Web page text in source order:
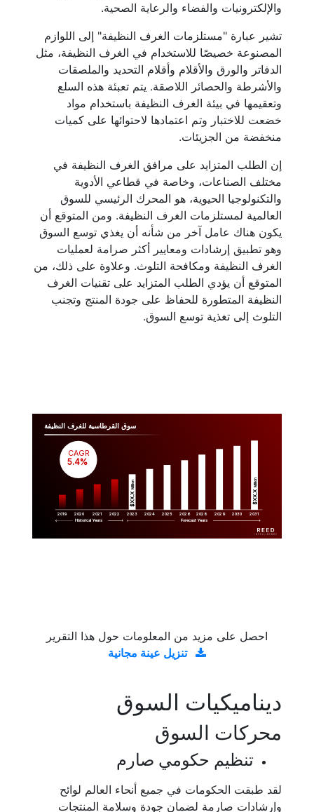
والإلكترونيات والفضاء والرعاية الصحية.
تشير عبارة "مستلزمات الغرف النظيفة" إلى اللوازم
المصنوعة خصيصًا للاستخدام في الغرف النظيفة، مثل
الدفاتر والورق والأقلام وأقلام التحديد والملصقات
والأشرطة والحصائر اللاصقة. يتم تعبئة هذه السلع
وتعقيمها في بيئة الغرف النظيفة باستخدام مواد
خضعت للاختبار وتم اعتمادها لاحتوائها على كميات
منخفضة من الجزيئات.
إن الطلب المتزايد على مرافق الغرف النظيفة في
مختلف الصناعات، وخاصة في قطاعي الأدوية
والتكنولوجيا الحيوية، هو المحرك الرئيسي للسوق
العالمية لمستلزمات الغرف النظيفة. ومن المتوقع أن
يكون هناك عامل آخر من شأنه أن يغذي توسع السوق
وهو تطبيق إرشادات ومعايير أكثر صرامة لعمليات
الغرف النظيفة ومكافحة التلوث. وعلاوة على ذلك، من
المتوقع أن يؤدي الطلب المتزايد على تقنيات الغرف
النظيفة المتطورة للحفاظ على جودة المنتج وتجنب
التلوث إلى تغذية توسع السوق.
سوق القرطاسية للغرف النظيفة
2019 2020 2021 2022 2023 2024 2025 2026 2028 2029 2030 2031
$XX.X
Million
$XX.X
Million
CAGR
5.4%
Historical Years Forecast Years
احصل على مزيد من المعلومات حول هذا التقرير
تنزيل عينة مجانية
ديناميكيات السوق
محركات السوق
تنظيم حكومي صارم
لقد طبقت الحكومات في جميع أنحاء العالم لوائح
وإرشادات صارمة لضمان جودة وسلامة المنتجات